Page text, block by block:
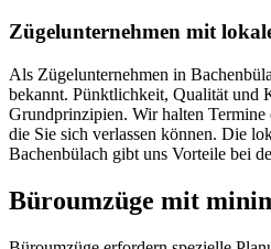
Zügelunternehmen mit
Als Zügelunternehmen in
bekannt. Pünktlichkeit, Qualität und
Grundprinzipien. Wir halten
die Sie sich verlassen können. Die
Bachenbülach gibt uns Vorteile bei
Büroumzüge mit